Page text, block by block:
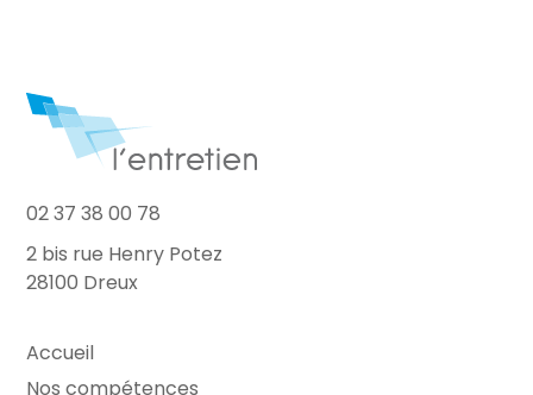
02 37 38 00 78
2 bis rue Henry Potez
28100 Dreux
Accueil
Nos compétences